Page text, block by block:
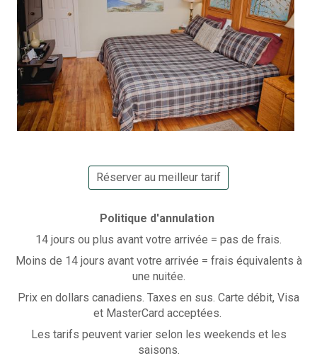
Réserver au meilleur tarif
Politique d'annulation
14 jours ou plus avant votre arrivée = pas de frais.
Moins de 14 jours avant votre arrivée = frais équivalents à
une nuitée.
Prix en dollars canadiens. Taxes en sus. Carte débit, Visa
et MasterCard acceptées.
Les tarifs peuvent varier selon les weekends et les
saisons